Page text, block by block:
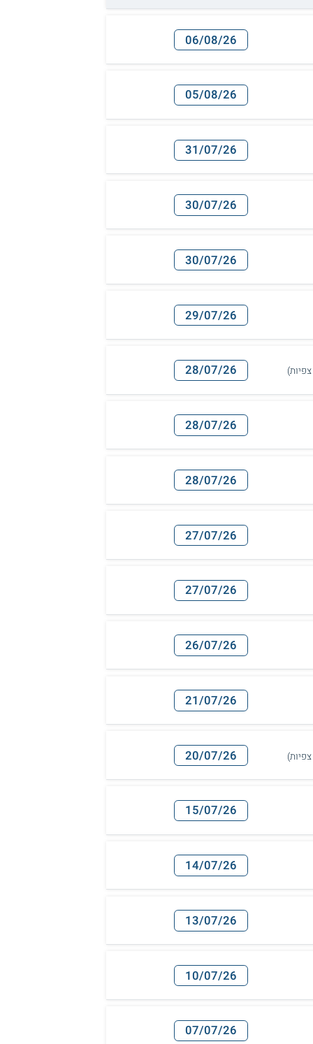
06/08/26
05/08/26
31/07/26
30/07/26
30/07/26
29/07/26
28/07/26
28/07/26
28/07/26
27/07/26
27/07/26
26/07/26
21/07/26
20/07/26
15/07/26
14/07/26
13/07/26
10/07/26
07/07/26